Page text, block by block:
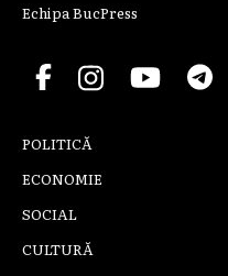
Echipa BucPress
POLITICĂ
ECONOMIE
SOCIAL
CULTURĂ